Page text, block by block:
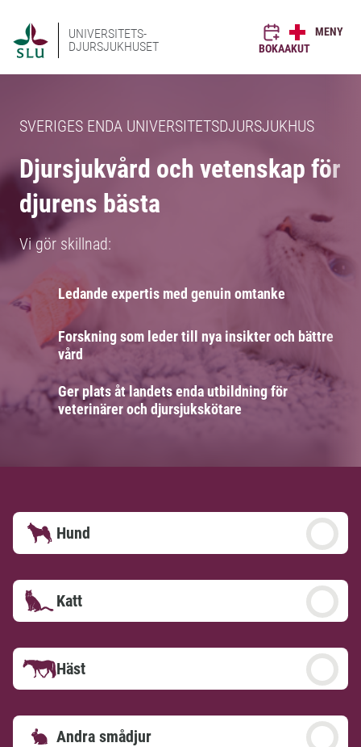
UNIVERSITETS-
DJURSJUKHUSET
BOKAAKUT
MENY
SVERIGES ENDA UNIVERSITETSDJURSJUKHUS
Djursjukvård och vetenskap för
djurens bästa
Vi gör skillnad:
Ledande expertis med genuin omtanke
Forskning som leder till nya insikter och bättre
vård
Ger plats åt landets enda utbildning för
veterinärer och djursjukskötare
Hund
Katt
Häst
Andra smådjur